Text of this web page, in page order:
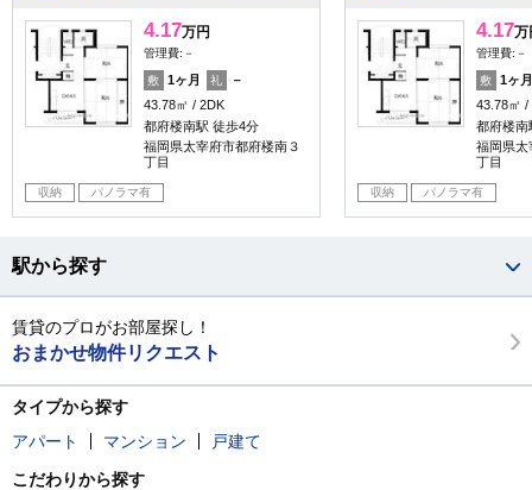
4.17万円
管理費:－
敷 1ヶ月 礼
－
43.78㎡
2DK
都府楼南駅 徒歩4分
福岡県太宰府市都府楼南３
丁目
収納 パノラマ有
4.17万
管理費:－
敷
1ヶ月
43.78㎡
都府楼南
福岡県太
丁目
収納 パノラマ有
駅から探す
賃貸のプロがお部屋探し！
おまかせ物件リクエスト
タイプから探す
アパート
マンション
戸建て
こだわりから探す